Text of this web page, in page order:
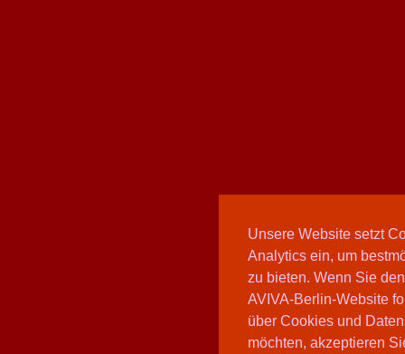
Unsere Website setzt
Analytics ein, um
zu bieten. Wenn Sie
AVIVA-Berlin-Website
über Cookies und
möchten, akzeptieren